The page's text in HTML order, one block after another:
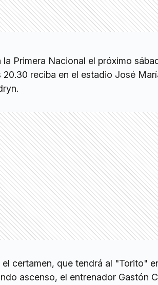
Primera Nacional el próximo
reciba en el estadio José
certamen, que tendrá al "Torito"
ascenso, el entrenador Gastón